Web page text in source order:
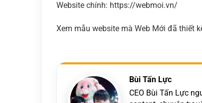
Website chính: https://webmoi.vn/
Xem mẫu website mà Web Mới đã thiết
Bùi Tấn Lực
CEO Bùi Tấn Lực